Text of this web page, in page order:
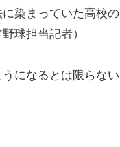
染まっていた高校の
球担当記者）
になるとは限らない